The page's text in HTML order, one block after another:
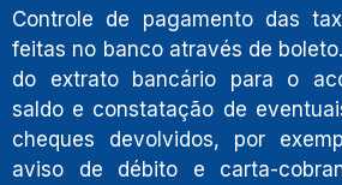
Controle de pagamento das
feitas no banco através de
do extrato bancário para o
saldo e constatação de
cheques devolvidos, por
aviso de débito e carta-